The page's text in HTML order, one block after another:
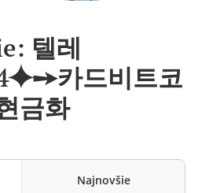
텔레
카드비트코
금화
Najnovšie